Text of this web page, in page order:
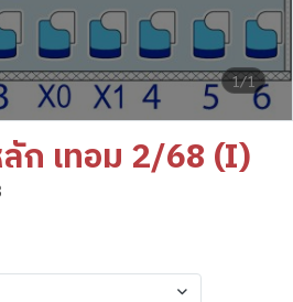
1/1
ก เทอม 2/68 (I)